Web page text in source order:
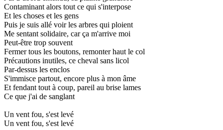
Contaminant alors tout ce qui s'interpose
Et les choses et les gens
Puis je suis allé voir les arbres qui ploient
Me sentant solidaire, car ça m'arrive moi
Peut-être trop souvent
Fermer tous les boutons, remonter haut le col
Précautions inutiles, ce cheval sans licol
Par-dessus les enclos
S'immisce partout, encore plus à mon âme
Et fendant tout à coup, pareil au brise lames
Ce que j'ai de sanglant
Un vent fou, s'est levé
Un vent fou, s'est levé